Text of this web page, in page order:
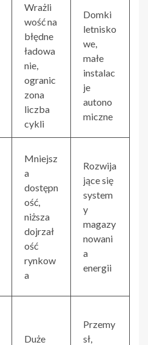
Wrażli
wość na
błędne
ładowa
nie,
ogranic
zona
liczba
cykli
Domki
letnisko
we,
małe
instalac
je
autono
miczne
Mniejsz
a
dostępn
ość,
niższa
dojrzał
ość
rynkow
a
Rozwija
jące się
system
y
magazy
nowani
a
energii
Duże
Przemy
sł,